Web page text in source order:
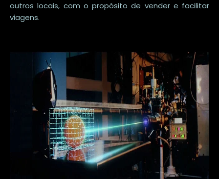
outros locais, com o propósito de vender e facilitar
viagens.